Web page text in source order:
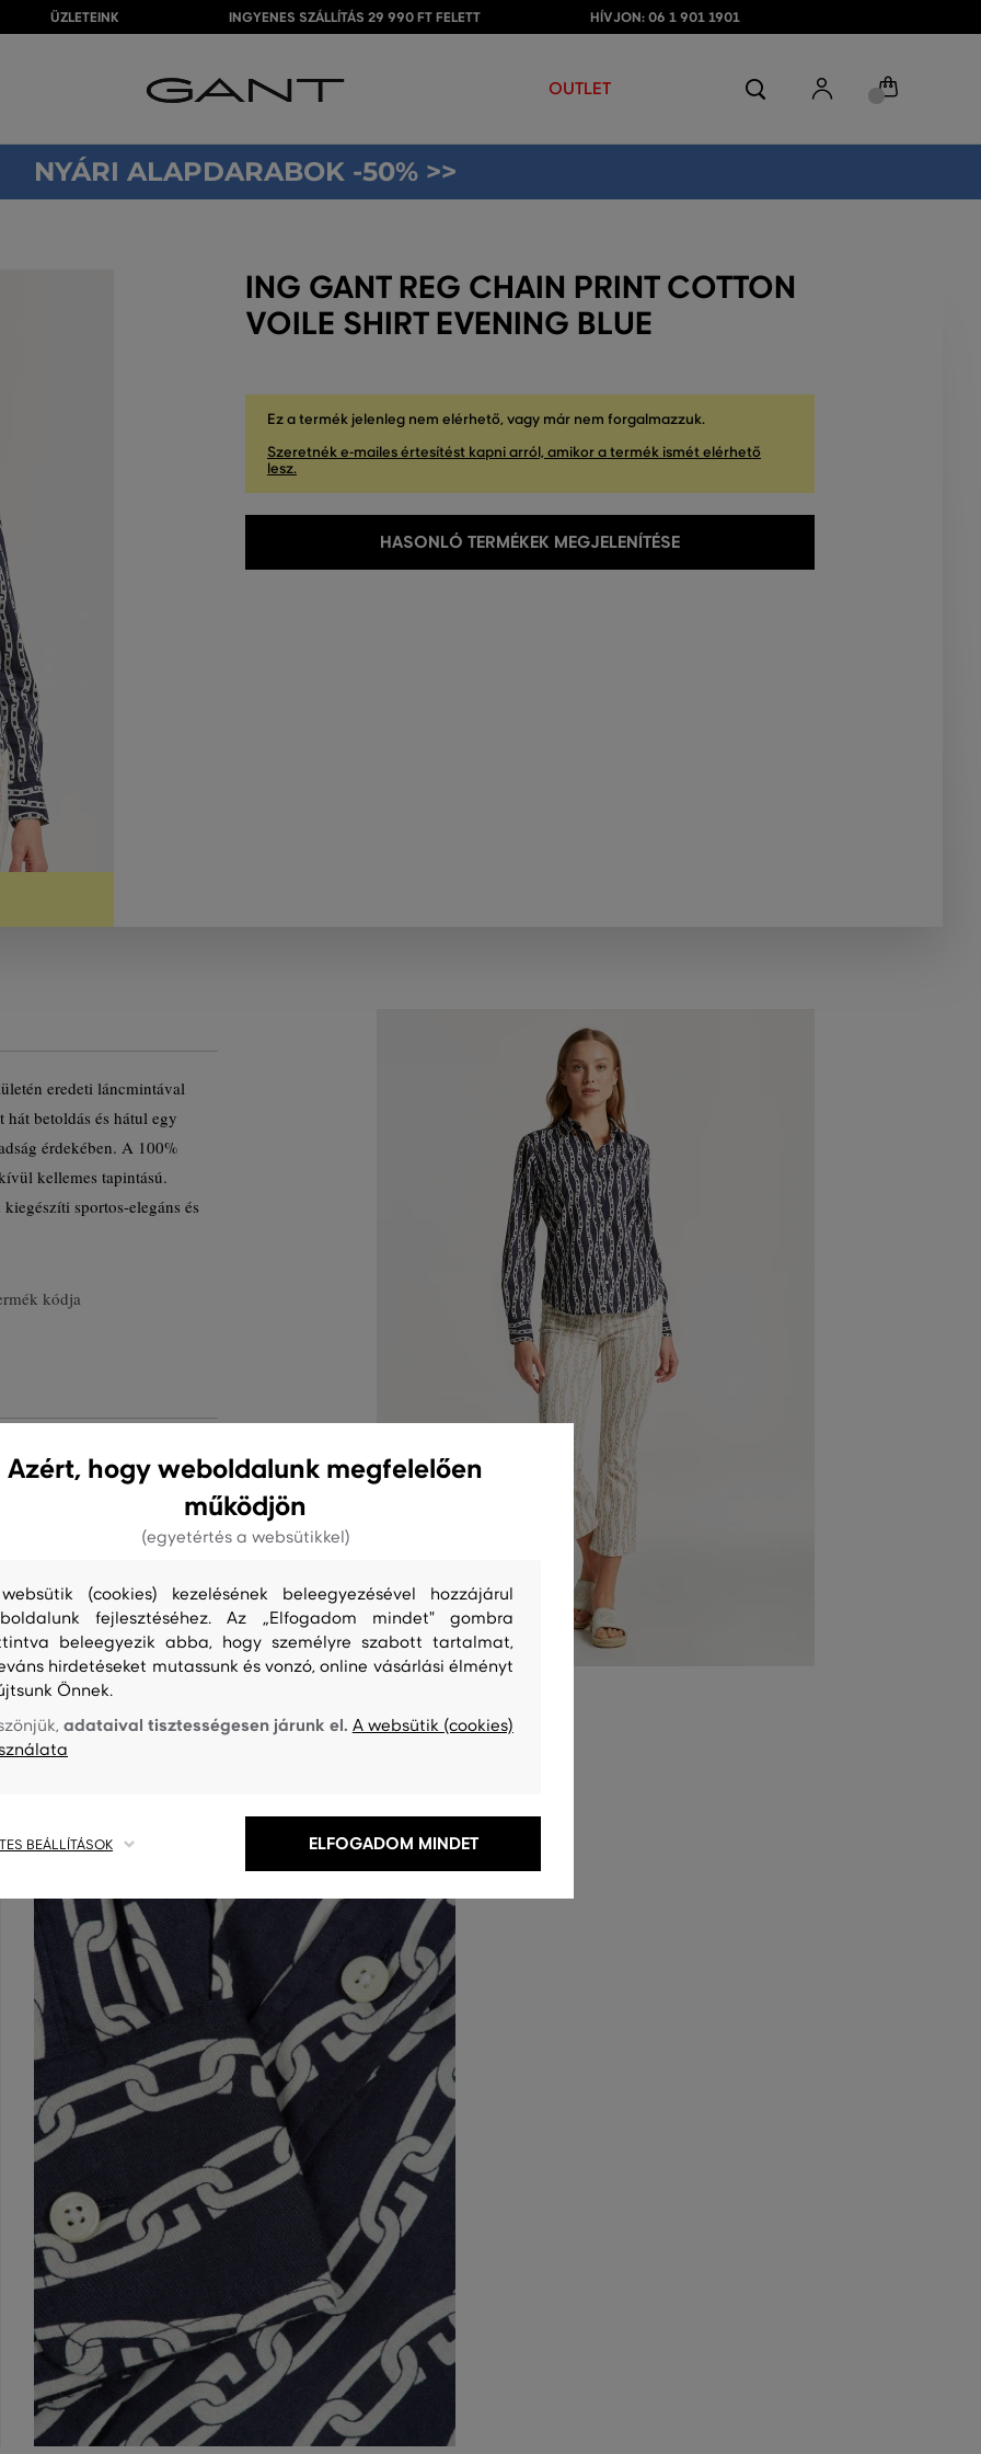
ÜZLETEINK INGYENES SZÁLLÍTÁS 29 990 FT FELETT HÍVJON: 06 1 901 1901
OUTLET
NYÁRI ALAPDARABOK -50% >>
ING GANT REG CHAIN PRINT COTTON
VOILE SHIRT EVENING BLUE
Ez a termék jelenleg nem elérhető, vagy már nem forgalmazzuk.
Szeretnék e-mailes értesítést kapni arról, amikor a termék ismét elérhető
lesz.
HASONLÓ TERMÉKEK MEGJELENÍTÉSE
eredeti láncmintával
betoldás és hátul egy
érdekében. A 100%
kellemes tapintású.
sportos-elegáns és
kódja
TISZTÍTÁS
Azért, hogy weboldalunk megfelelően
működjön
(egyetértés a websütikkel)
(cookies) kezelésének beleegyezésével hozzájárul
fejlesztéséhez. Az „Elfogadom mindet" gombra
beleegyezik abba, hogy személyre szabott tartalmat,
hirdetéseket mutassunk és vonzó, online vásárlási élményt
Önnek.
adataival tisztességesen járunk el. A websütik (cookies)
BEÁLLÍTÁSOK ELFOGADOM MINDET